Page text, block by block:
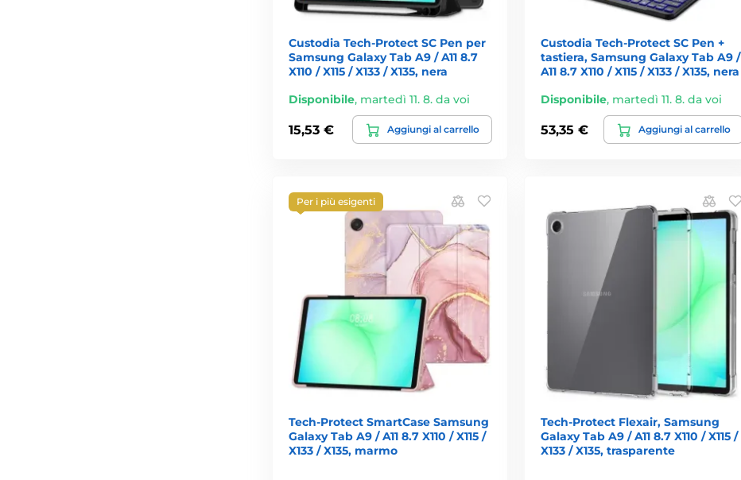
Custodia Tech-Protect SC Pen per
Samsung Galaxy Tab A9 / A11 8.7
X110 / X115 / X133 / X135, nera
Disponibile, martedì 11. 8. da voi
15,53 € Aggiungi al carrello
Custodia Tech-Protect SC Pen +
tastiera, Samsung Galaxy Tab A9 /
A11 8.7 X110 / X115 / X133 / X135, nera
Disponibile, martedì 11. 8. da voi
53,35 € Aggiungi al carrello
Per i più esigenti
Tech-Protect SmartCase Samsung
Galaxy Tab A9 / A11 8.7 X110 / X115 /
X133 / X135, marmo
Tech-Protect Flexair, Samsung
Galaxy Tab A9 / A11 8.7 X110 / X115 /
X133 / X135, trasparente